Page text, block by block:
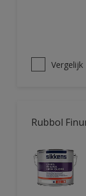
Vergelijk
Rubbol